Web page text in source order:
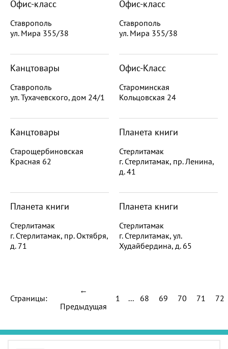
Офис-класс
Ставрополь
ул. Мира 355/38
Офис-класс
Ставрополь
ул. Мира 355/38
Канцтовары
Ставрополь
ул. Тухачевского, дом 24/1
Офис-Класс
Староминская
Кольцовская 24
Канцтовары
Старощербиновская
Красная 62
Планета книги
Стерлитамак
г. Стерлитамак, пр. Ленина,
д. 41
Планета книги
Стерлитамак
г. Стерлитамак, пр. Октября,
д. 71
Планета книги
Стерлитамак
г. Стерлитамак, ул.
Худайбердина, д. 65
Страницы:
←
Предыдущая
1 ... 68 69 70 71 72